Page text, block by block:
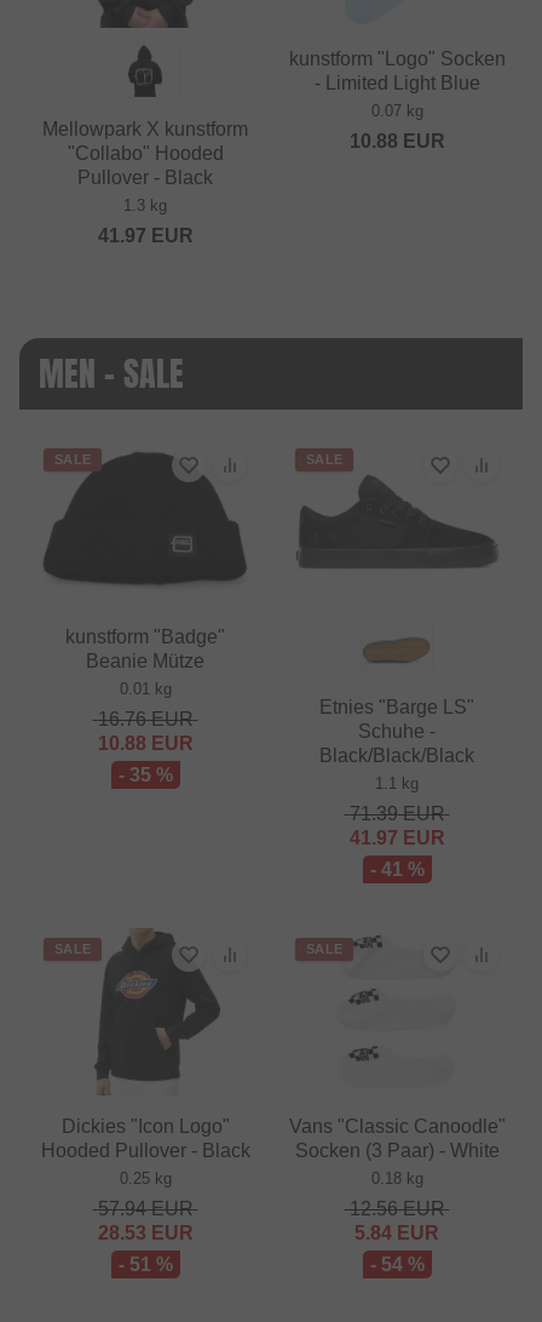
Mellowpark X kunstform
"Collabo" Hooded
Pullover - Black
1.3 kg
41.97 EUR
kunstform "Logo" Socken
- Limited Light Blue
0.07 kg
10.88 EUR
MEN - SALE
SALE
kunstform "Badge"
Beanie Mütze
0.01 kg
16.76EUR
10.88 EUR
- 35 %
SALE
Etnies "Barge LS"
Schuhe -
Black/Black/Black
1.1 kg
71.39EUR
41.97 EUR
- 41 %
SALE
Dickies "Icon Logo"
Hooded Pullover - Black
0.25 kg
57.94EUR
28.53 EUR
- 51 %
SALE
Vans "Classic Canoodle"
Socken (3 Paar) - White
0.18 kg
12.56EUR
5.84 EUR
- 54 %